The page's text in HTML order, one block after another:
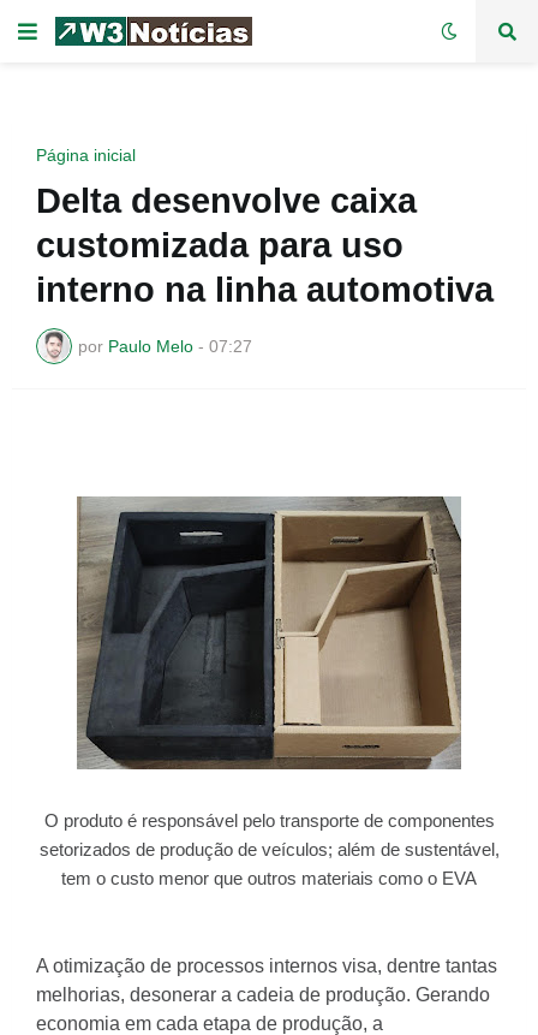
Página inicial
Delta desenvolve caixa
customizada para uso
interno na linha automotiva
por Paulo Melo - 07:27
O produto é responsável pelo transporte de componentes
setorizados de produção de veículos; além de sustentável,
tem o custo menor que outros materiais como o EVA
A otimização de processos internos visa, dentre tantas
melhorias, desonerar a cadeia de produção. Gerando
economia em cada etapa de produção, a